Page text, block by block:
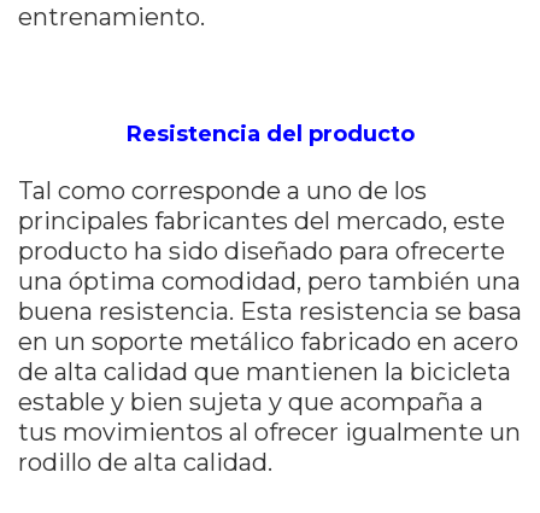
entrenamiento.
Resistencia del producto
Tal como corresponde a uno de los
principales fabricantes del mercado, este
producto ha sido diseñado para ofrecerte
una óptima comodidad, pero también una
buena resistencia. Esta resistencia se basa
en un soporte metálico fabricado en acero
de alta calidad que mantienen la bicicleta
estable y bien sujeta y que acompaña a
tus movimientos al ofrecer igualmente un
rodillo de alta calidad.